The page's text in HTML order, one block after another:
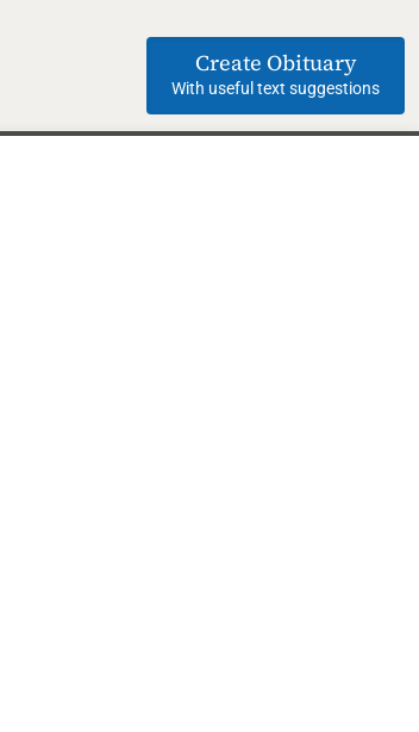
Create Obituary
With useful text suggestions
Messenger
to page